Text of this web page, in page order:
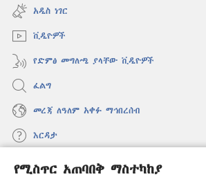
የሚስጥር አጠባበቅ ማስተካከያ
ዊንዶው
ክፈት)
አዲስ ነገር
ቪዲዮዎች
የድምፅ መግለጫ ያላቸው ቪዲዮዎች
ፈልግ
መረጃ ለዓለም አቀፉ ማኅበረሰብ
እርዳታ
መዋጮዎች